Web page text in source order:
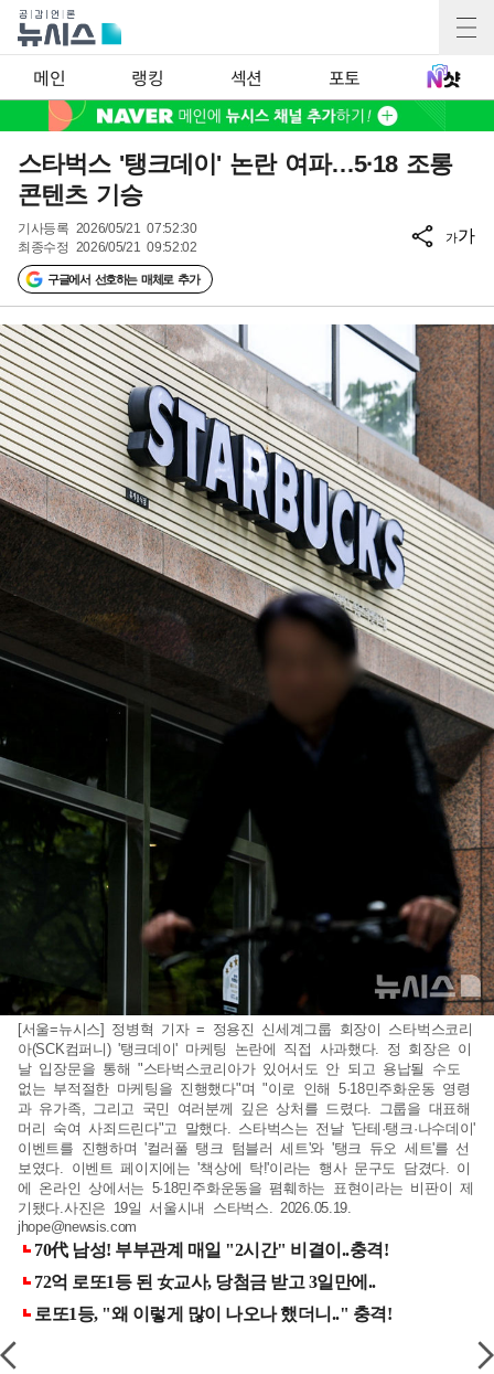
메인 랭킹 섹션 포토
스타벅스 '탱크데이' 논란 여파…5·18 조롱
콘텐츠 기승
기사등록 2026/05/21 07:52:30
최종수정 2026/05/21 09:52:02
구글에서 선호하는 매체로 추가
가가
[서울=뉴시스] 정병혁 기자 = 정용진 신세계그룹 회장이 스타벅스코리
아(SCK컴퍼니) '탱크데이' 마케팅 논란에 직접 사과했다. 정 회장은 이
날 입장문을 통해 "스타벅스코리아가 있어서도 안 되고 용납될 수도
없는 부적절한 마케팅을 진행했다"며 "이로 인해 5·18민주화운동 영령
과 유가족, 그리고 국민 여러분께 깊은 상처를 드렸다. 그룹을 대표해
머리 숙여 사죄드린다"고 말했다. 스타벅스는 전날 '단테·탱크·나수데이'
이벤트를 진행하며 '컬러풀 탱크 텀블러 세트'와 '탱크 듀오 세트'를 선
보였다. 이벤트 페이지에는 '책상에 탁!'이라는 행사 문구도 담겼다. 이
에 온라인 상에서는 5·18민주화운동을 폄훼하는 표현이라는 비판이 제
기됐다.사진은 19일 서울시내 스타벅스. 2026.05.19.
jhope@newsis.com